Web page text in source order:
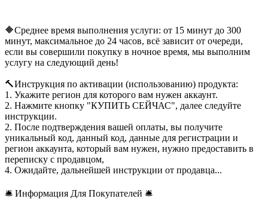
🔶Среднее время выполнения услуги: от 15 минут до 300
минут, максимальное до 24 часов, всё зависит от очереди,
если вы совершили покупку в ночное время, мы выполним
услугу на следующий день!
🔨Инструкция по активации (использованию) продукта:
1. Укажите регион для которого вам нужен аккаунт.
2. Нажмите кнопку "КУПИТЬ СЕЙЧАС", далее следуйте
инструкции.
2. После подтверждения вашей оплаты, вы получите
уникальный код, данный код, данные для регистрации и
регион аккаунта, который вам нужен, нужно предоставить в
переписку с продавцом,
4. Ожидайте, дальнейшей инструкции от продавца...
🛎 Информация Для Покупателей 🛎